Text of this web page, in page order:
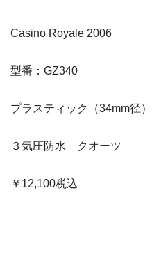
Casino Royale 2006
型番：GZ340
プラスティック（34mm径）
３気圧防水 クオーツ
￥12,100税込